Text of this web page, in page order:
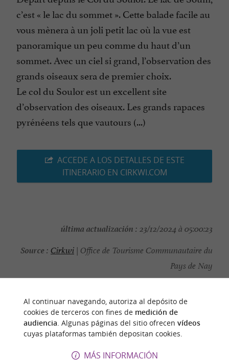
c’est « le lac du sommet ». Cette balade facile au
vous mènera à un joli petit lac où la vue est
panoramique un peu comme du haut d’un
sommet. Avec un ciel si grand, l’observation des
grands oiseaux sera de premier choix.
Le col du Soulor est un excellent site
d’observation des oiseaux. Les grands rapaces
pyrénéens tels que vautours (...)
ACCEDE A LOS DETALLES DE ESTE
ITINERARIO EN CIRKWI.COM
última actualización : 23/12/2024 à 05:00:23
Source : Cirkwi | Office de Tourisme Communautaire du
Pays de Nay
autor de la foto :
Communautaire du Pays de Nay
Al continuar navegando, autoriza al depósito de
cookies de terceros con fines de medición de
audiencia. Algunas páginas del sitio ofrecen vídeos
cuyas plataformas también depositan cookies.
MÁS INFORMACIÓN